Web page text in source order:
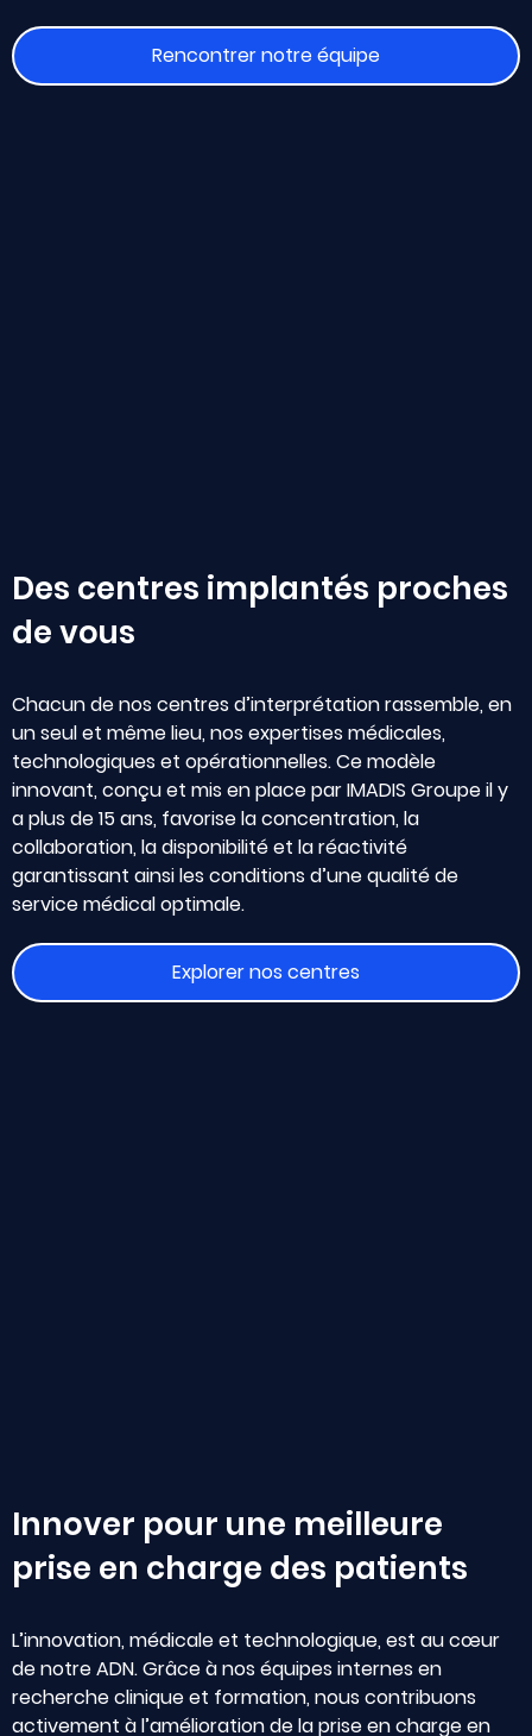
Rencontrer notre équipe
Des centres implantés proches
de vous
Chacun de nos centres d’interprétation rassemble, en
un seul et même lieu, nos expertises médicales,
technologiques et opérationnelles. Ce modèle
innovant, conçu et mis en place par IMADIS Groupe il y
a plus de 15 ans, favorise la concentration, la
collaboration, la disponibilité et la réactivité
garantissant ainsi les conditions d’une qualité de
service médical optimale.
Explorer nos centres
Innover pour une meilleure
prise en charge des patients
L’innovation, médicale et technologique, est au cœur
de notre ADN. Grâce à nos équipes internes en
recherche clinique et formation, nous contribuons
activement à l’amélioration de la prise en charge en